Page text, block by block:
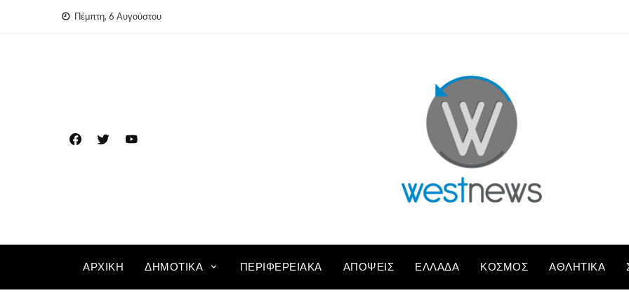
Πέμπτη, 6 Αυγούστου
ΑΡΧΙΚΉ ΔΗΜΟΤΙΚΆ ΠΕΡΙΦΕΡΕΙΑΚΆ ΑΠΌΨΕΙΣ ΕΛΛΆΔΑ ΚΌΣΜΟΣ ΑΘΛΗΤΙΚΆ